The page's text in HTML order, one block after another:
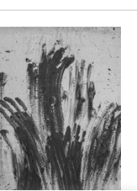
GmbH
All rights